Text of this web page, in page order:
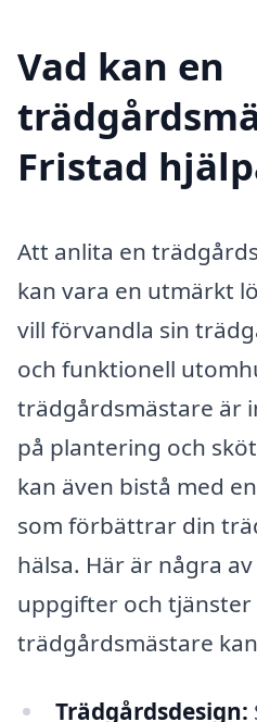
Vad kan en
Fristad
Att anlita en
kan vara en utmärkt
vill förvandla sin
och funktionell
trädgårdsmästare är
på plantering och
kan även bistå med
som förbättrar din
hälsa. Här är några
uppgifter och tjänster
trädgårdsmästare
Trädgårdsdesign: